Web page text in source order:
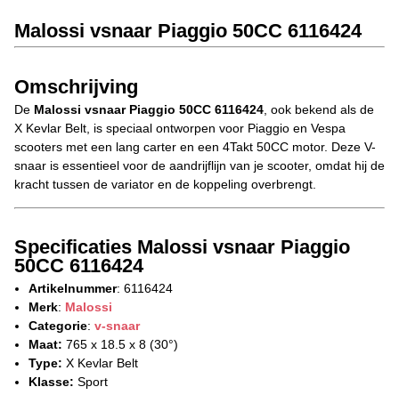
Malossi vsnaar Piaggio 50CC 6116424
Omschrijving
De Malossi vsnaar Piaggio 50CC 6116424, ook bekend als de
X Kevlar Belt, is speciaal ontworpen voor Piaggio en Vespa
scooters met een lang carter en een 4Takt 50CC motor. Deze V-
snaar is essentieel voor de aandrijflijn van je scooter, omdat hij de
kracht tussen de variator en de koppeling overbrengt.
Specificaties Malossi vsnaar Piaggio
50CC 6116424
Artikelnummer: 6116424
Merk: Malossi
Categorie: v-snaar
Maat: 765 x 18.5 x 8 (30°)
Type: X Kevlar Belt
Klasse: Sport